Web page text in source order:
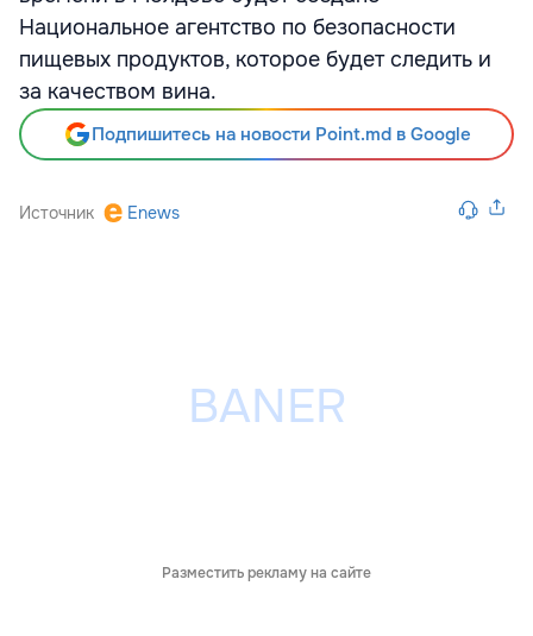
Национальное агентство по безопасности
пищевых продуктов, которое будет следить и
за качеством вина.
Подпишитесь на новости Point.md в Google
Источник Enews
Разместить рекламу на сайте